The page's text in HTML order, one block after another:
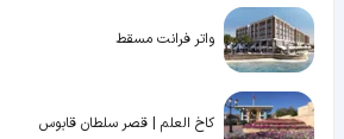
واتر فرانت مسقط
کاخ العلم | قصر سلطان قابوس